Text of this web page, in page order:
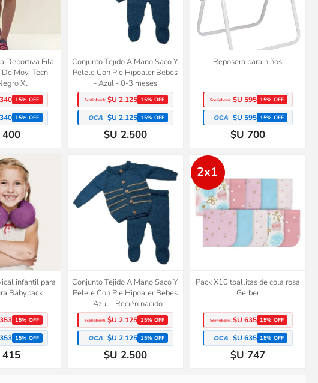
Deportiva Fila
Mov. Tecn
Xl
15% OFF
15% OFF
Conjunto Tejido A Mano Saco Y
Pelele Con Pie Hipoaler Bebes
- Azul - 0-3 meses
$U 2.125 15% OFF
$U 2.125 15% OFF
$U 2.500
Reposera para niños
$U 595 15% OFF
$U 595 15% OFF
$U 700
infantil para
Babypack
15% OFF
15% OFF
Conjunto Tejido A Mano Saco Y
Pelele Con Pie Hipoaler Bebes
- Azul - Recién nacido
$U 2.125 15% OFF
$U 2.125 15% OFF
$U 2.500
2x1
Pack X10 toallitas de cola rosa
Gerber
$U 635 15% OFF
$U 635 15% OFF
$U 747